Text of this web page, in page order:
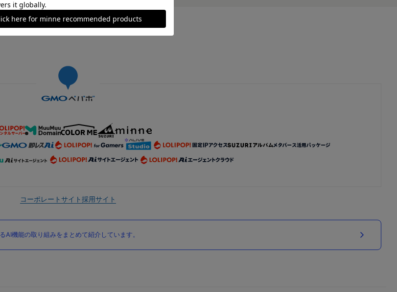
©GMO Pepabo, Inc. All rights reserved.
コーポレートサイト採用サイト
機能の取り組みをまとめて紹介しています。